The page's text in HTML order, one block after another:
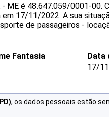
- ME é 48.647.059/0001-00.
em 17/11/2022. A sua
de passageiros -
Fantasia
Data
17/
, os dados pessoais estão